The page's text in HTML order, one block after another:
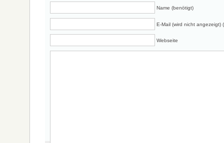
Name (benötigt)
E-Mail (wird nicht angezeigt)
Webseite